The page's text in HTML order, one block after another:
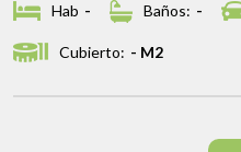
Hab - Baños: -
Cubierto: - M2